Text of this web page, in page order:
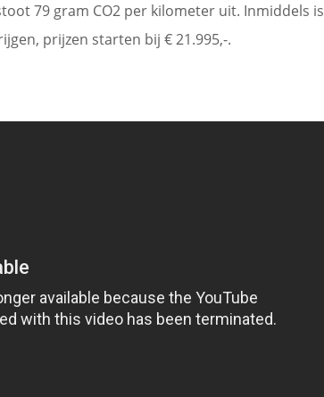
79 gram CO2 per kilometer uit. Inmiddels is
prijzen starten bij € 21.995,-.